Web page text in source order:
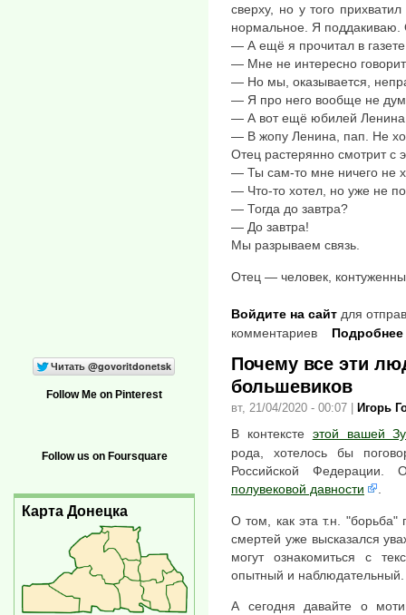
сверху, но у того
нормальное. Я поддакиваю.
— А ещё я прочитал в
— Мне не интересно
— Но мы, оказывается,
— Я про него вообще не
— А вот ещё юбилей
— В жопу Ленина, пап. Не
Отец растерянно смотрит с
— Ты сам-то мне ничего не
— Что-то хотел, но уже не
— Тогда до завтра?
— До завтра!
Мы разрываем связь.
Отец — человек,
Войдите на сайт для
комментариев
Подробнее
Почему все эти
большевиков
вт, 21/04/2020 - 00:07 Игорь
В контексте этой вашей
рода, хотелось бы
Российской
полувековой давности
О том, как эта т.н.
смертей уже высказался
могут ознакомиться с
опытный и наблюдательный.
А сегодня давайте о
Follow Me on Pinterest
Follow us on Foursquare
Карта Донецка